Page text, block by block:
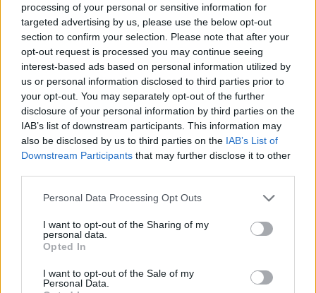
processing of your personal or sensitive information for
targeted advertising by us, please use the below opt-out
section to confirm your selection. Please note that after your
opt-out request is processed you may continue seeing
interest-based ads based on personal information utilized by
us or personal information disclosed to third parties prior to
your opt-out. You may separately opt-out of the further
disclosure of your personal information by third parties on the
IAB’s list of downstream participants. This information may
also be disclosed by us to third parties on the IAB’s List of
Downstream Participants that may further disclose it to other
Personal Data Processing Opt Outs
I want to opt-out of the Sharing of my
personal data.
Opted In
I want to opt-out of the Sale of my
Personal Data.
A koronavírus-járvány elhatalmasodásának
időszakában is csökkent a közép- és kelet-
európai gazdaságokban a nem teljesítő banki
kinnlevőségek (NPL) összege, bár jövőre már
várhatók áthúzódó negatív eszközminőségi
hatások - közölte csütörtökön Londonban az
Európai Újjáépítési és Fejlesztési Bank (EBRD). A
kimutatás szerint a térségi országok közül
Magyarországon csökkent a legnagyobb
mértékben a problémás követelésállomány.
finanszírozására 1991-ben alapított EBRD a közép- és
kelet-európai bankrendszerek pénzügyi stabilitásának
az NPL-állomány alakulását, együttműködve az Európai